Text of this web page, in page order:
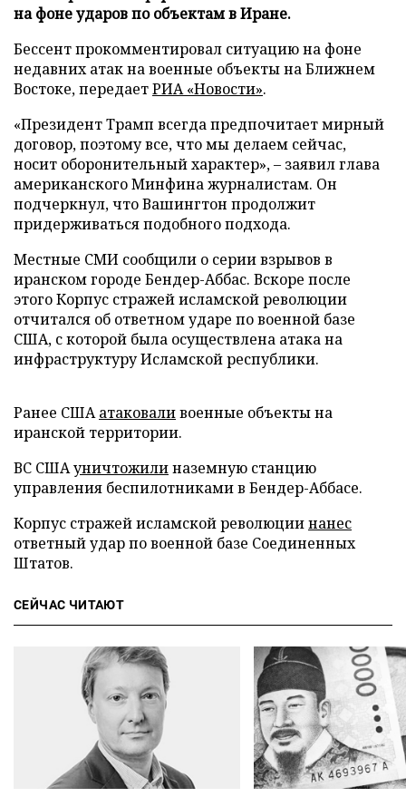
на фоне ударов по объектам в Иране.
Бессент прокомментировал ситуацию на фоне
недавних атак на военные объекты на Ближнем
Востоке, передаетРИА «Новости».
«Президент Трамп всегда предпочитает мирный
договор, поэтому все, что мы делаем сейчас,
носит оборонительный характер», – заявил глава
американского Минфина журналистам. Он
подчеркнул, что Вашингтон продолжит
придерживаться подобного подхода.
Местные СМИ сообщили о серии взрывов в
иранском городе Бендер-Аббас. Вскоре после
этого Корпус стражей исламской революции
отчитался об ответном ударе по военной базе
США, с которой была осуществлена атака на
инфраструктуру Исламской республики.
Ранее СШАатаковаливоенные объекты на
иранской территории.
ВС СШАуничтожилиназемную станцию
управления беспилотниками в Бендер-Аббасе.
Корпус стражей исламской революциинанес
ответный удар по военной базе Соединенных
Штатов.
СЕЙЧАС ЧИТАЮТ